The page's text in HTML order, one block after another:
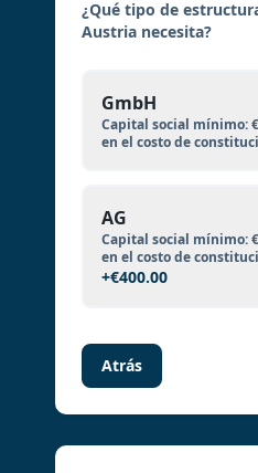
¿Qué tipo de
Austria necesita?
GmbH
Capital social mínimo:
en el costo de
AG
Capital social mínimo:
en el costo de
+€400.00
Atrás